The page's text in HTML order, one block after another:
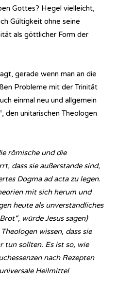
Gottes? Hegel vielleicht,
Gültigkeit ohne seine
als göttlicher Form der
gerade wenn man an die
Probleme mit der Trinität
einmal neu und allgemein
den unitarischen Theologen
römische und die
dass sie außerstande sind,
Dogma ad acta zu legen.
mit sich herum und
heute als unverständliches
würde Jesus sagen)
wissen, dass sie
tun sollten. Es ist so, wie
nach Rezepten
Heilmittel